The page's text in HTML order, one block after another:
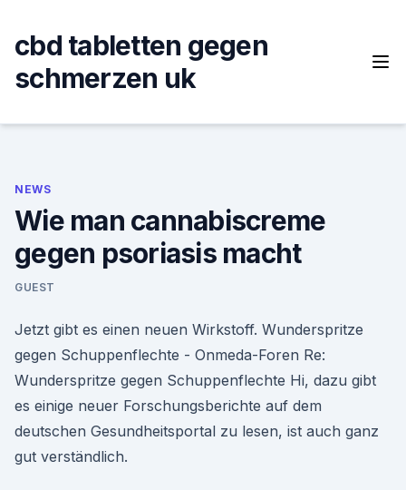
content
cbd tabletten gegen
schmerzen uk
NEWS
Wie man cannabiscreme
gegen psoriasis macht
GUEST
Jetzt gibt es einen neuen Wirkstoff. Wunderspritze
gegen Schuppenflechte - Onmeda-Foren Re:
Wunderspritze gegen Schuppenflechte Hi, dazu gibt
es einige neuer Forschungsberichte auf dem
deutschen Gesundheitsportal zu lesen, ist auch ganz
gut verständlich.